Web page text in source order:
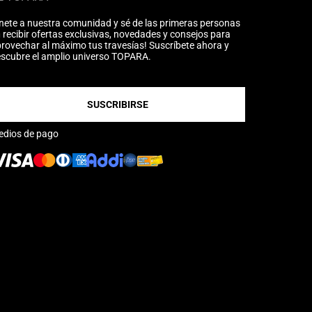
a nuestra comunidad y sé de las primeras personas
recibir ofertas exclusivas, novedades y consejos para
al máximo tus travesías! Suscríbete ahora y
el amplio universo TOPARA.
SUSCRIBIRSE
de pago